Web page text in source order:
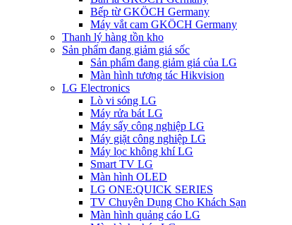
Bếp từ GKÖCH Germany
Máy vắt cam GKÖCH Germany
Thanh lý hàng tồn kho
Sản phẩm đang giảm giá sốc
Sản phẩm đang giảm giá của LG
Màn hình tương tác Hikvision
LG Electronics
Lò vi sóng LG
Máy rửa bát LG
Máy sấy công nghiệp LG
Máy giặt công nghiệp LG
Máy lọc không khí LG
Smart TV LG
Màn hình OLED
LG ONE:QUICK SERIES
TV Chuyên Dụng Cho Khách Sạn
Màn hình quảng cáo LG